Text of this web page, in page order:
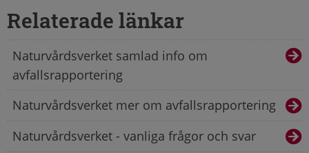
Relaterade länkar
Naturvårdsverket samlad info om
avfallsrapportering
Naturvårdsverket mer om avfallsrapportering
Naturvårdsverket - vanliga frågor och svar